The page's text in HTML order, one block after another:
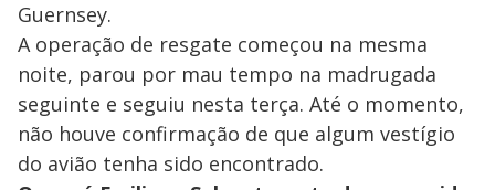
Guernsey.
A operação de resgate começou na mesma
noite, parou por mau tempo na madrugada
seguinte e seguiu nesta terça. Até o momento,
não houve confirmação de que algum vestígio
do avião tenha sido encontrado.